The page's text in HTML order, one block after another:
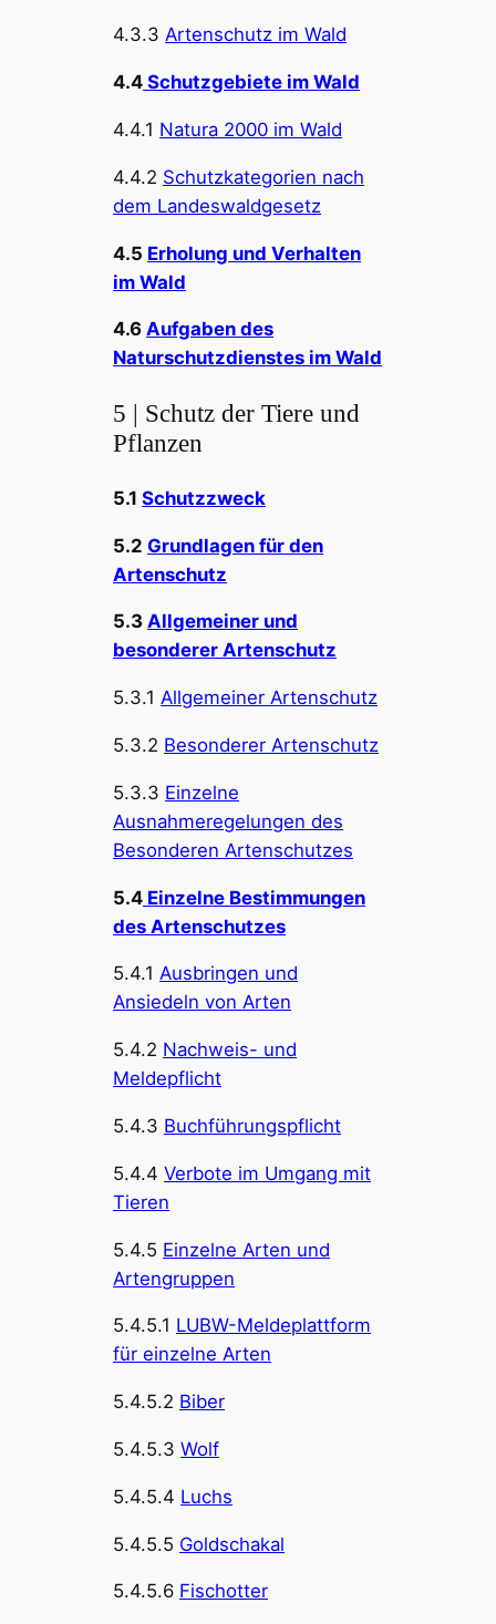
4.3.3Artenschutz im Wald
4.4 Schutzgebiete im Wald
4.4.1 Natura 2000 im Wald
4.4.2 Schutzkategorien nach
dem Landeswaldgesetz
4.5 Erholung und Verhalten
im Wald
4.6Aufgaben des
Naturschutzdienstes im Wald
5 | Schutz der Tiere und
Pflanzen
5.1Schutzzweck
5.2 Grundlagen für den
Artenschutz
5.3Allgemeiner und
besonderer Artenschutz
5.3.1Allgemeiner Artenschutz
5.3.2 Besonderer Artenschutz
5.3.3 Einzelne
Ausnahmeregelungen des
Besonderen Artenschutzes
5.4 Einzelne Bestimmungen
des Artenschutzes
5.4.1Ausbringen und
Ansiedeln von Arten
5.4.2 Nachweis- und
Meldepflicht
5.4.3 Buchführungspflicht
5.4.4Verbote im Umgang mit
Tieren
5.4.5 Einzelne Arten und
Artengruppen
5.4.5.1 LUBW-Meldeplattform
für einzelne Arten
5.4.5.2 Biber
5.4.5.3Wolf
5.4.5.4 Luchs
5.4.5.5 Goldschakal
5.4.5.6 Fischotter